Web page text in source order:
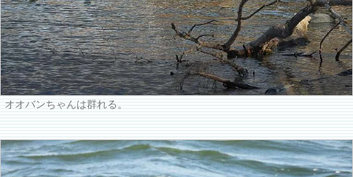
オオバンちゃんは群れる。